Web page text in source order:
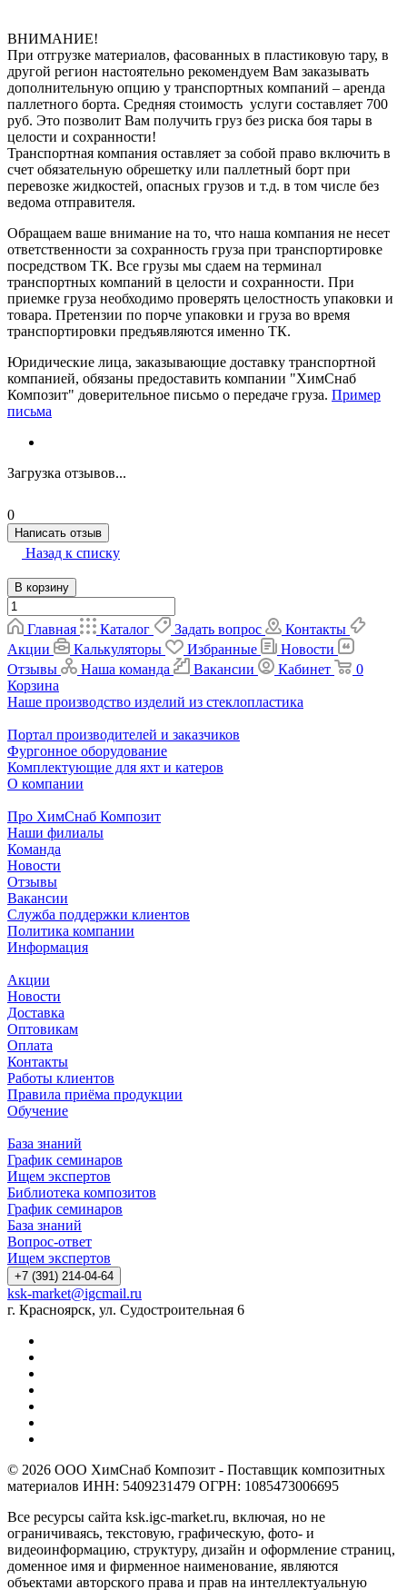
ВНИМАНИЕ!
При отгрузке материалов, фасованных в пластиковую тару, в
другой регион настоятельно рекомендуем Вам заказывать
дополнительную опцию у транспортных компаний – аренда
паллетного борта. Средняя стоимость услуги составляет 700
руб. Это позволит Вам получить груз без риска боя тары в
целости и сохранности!
Транспортная компания оставляет за собой право включить в
счет обязательную обрешетку или паллетный борт при
перевозке жидкостей, опасных грузов и т.д. в том числе без
ведома отправителя.
Обращаем ваше внимание на то, что наша компания не несет
ответственности за сохранность груза при транспортировке
посредством ТК. Все грузы мы сдаем на терминал
транспортных компаний в целости и сохранности. При
приемке груза необходимо проверять целостность упаковки и
товара. Претензии по порче упаковки и груза во время
транспортировки предъявляются именно ТК.
Юридические лица, заказывающие доставку транспортной
компанией, обязаны предоставить компании "ХимСнаб
Композит" доверительное письмо о передаче груза. Пример
письма
Загрузка отзывов...
0
Написать отзыв
Назад к списку
В корзину
Главная Каталог Задать вопрос
Контакты
Акции
Калькуляторы Избранные
Новости
Отзывы
Наша команда Вакансии Кабинет
0
Корзина
Наше производство изделий из стеклопластика
Портал производителей и заказчиков
Фургонное оборудование
Комплектующие для яхт и катеров
О компании
Про ХимСнаб Композит
Наши филиалы
Команда
Новости
Отзывы
Вакансии
Служба поддержки клиентов
Политика компании
Информация
Акции
Новости
Доставка
Оптовикам
Оплата
Контакты
Работы клиентов
Правила приёма продукции
Обучение
База знаний
График семинаров
Ищем экспертов
Библиотека композитов
График семинаров
База знаний
Вопрос-ответ
Ищем экспертов
+7 (391) 214-04-64
ksk-market@igcmail.ru
г. Красноярск, ул. Судостроительная 6
© 2026 ООО ХимСнаб Композит - Поставщик композитных
материалов ИНН: 5409231479 ОГРН: 1085473006695
Все ресурсы сайта ksk.igc-market.ru, включая, но не
ограничиваясь, текстовую, графическую, фото- и
видеоинформацию, структуру, дизайн и оформление страниц,
доменное имя и фирменное наименование, являются
объектами авторского права и прав на интеллектуальную